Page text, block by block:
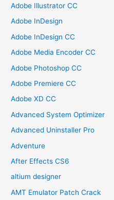
Adobe Illustrator CC
Adobe InDesign
Adobe InDesign CC
Adobe Media Encoder CC
Adobe Photoshop CC
Adobe Premiere CC
Adobe XD CC
Advanced System Optimizer
Advanced Uninstaller Pro
Adventure
After Effects CS6
altium designer
AMT Emulator Patch Crack